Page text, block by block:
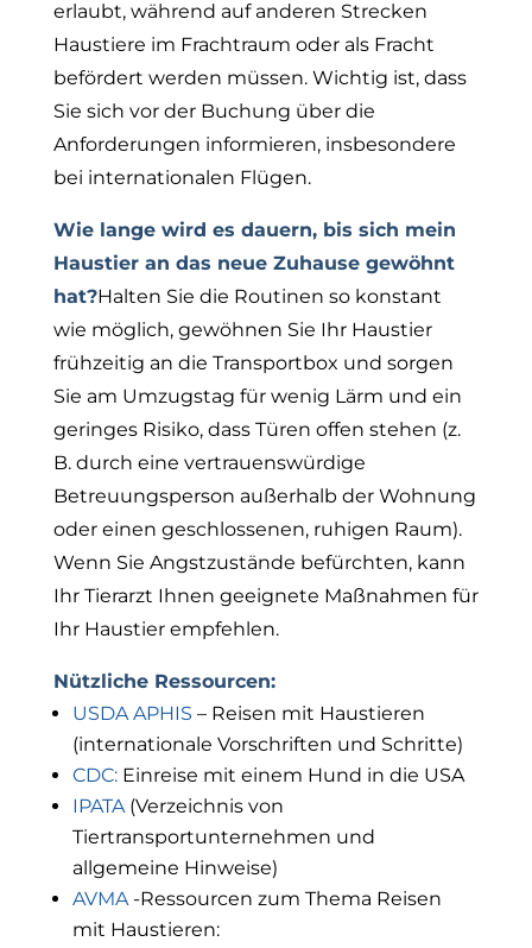
erlaubt, während auf anderen Strecken
Haustiere im Frachtraum oder als Fracht
befördert werden müssen. Wichtig ist, dass
Sie sich vor der Buchung über die
Anforderungen informieren, insbesondere
bei internationalen Flügen.
Wie lange wird es dauern, bis sich mein
Haustier an das neue Zuhause gewöhnt
hat?Halten Sie die Routinen so konstant
wie möglich, gewöhnen Sie Ihr Haustier
frühzeitig an die Transportbox und sorgen
Sie am Umzugstag für wenig Lärm und ein
geringes Risiko, dass Türen offen stehen (z.
B. durch eine vertrauenswürdige
Betreuungsperson außerhalb der Wohnung
oder einen geschlossenen, ruhigen Raum).
Wenn Sie Angstzustände befürchten, kann
Ihr Tierarzt Ihnen geeignete Maßnahmen für
Ihr Haustier empfehlen.
Nützliche Ressourcen:
USDA APHIS – Reisen mit Haustieren
(internationale Vorschriften und Schritte)
CDC:Einreise mit einem Hund in die USA
IPATA(Verzeichnis von
Tiertransportunternehmen und
allgemeine Hinweise)
AVMA-Ressourcen zum Thema Reisen
mit Haustieren: